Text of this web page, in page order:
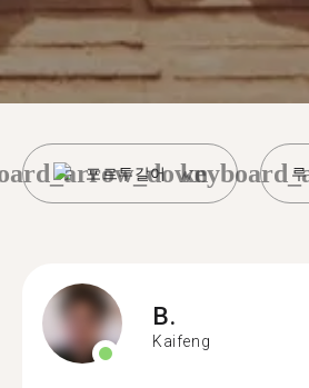
포르투갈어
B.
Kaifeng